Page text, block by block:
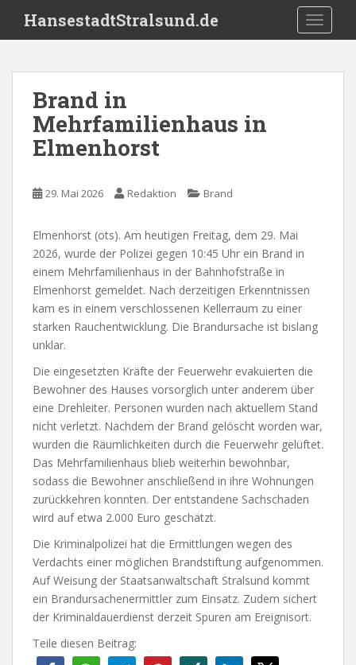
i
HansestadtStralsund.de
Brand in
Mehrfamilienhaus in
Elmenhorst
29. Mai 2026 Redaktion Brand
Elmenhorst (ots). Am heutigen Freitag, dem 29. Mai
2026, wurde der Polizei gegen 10:45 Uhr ein Brand in
einem Mehrfamilienhaus in der Bahnhofstraße in
Elmenhorst gemeldet. Nach derzeitigen Erkenntnissen
kam es in einem verschlossenen Kellerraum zu einer
starken Rauchentwicklung. Die Brandursache ist bislang
unklar.
Die eingesetzten Kräfte der Feuerwehr evakuierten die
Bewohner des Hauses vorsorglich unter anderem über
eine Drehleiter. Personen wurden nach aktuellem Stand
nicht verletzt. Nachdem der Brand gelöscht worden war,
wurden die Räumlichkeiten durch die Feuerwehr gelüftet.
Das Mehrfamilienhaus blieb weiterhin bewohnbar,
sodass die Bewohner anschließend in ihre Wohnungen
zurückkehren konnten. Der entstandene Sachschaden
wird auf etwa 2.000 Euro geschätzt.
Die Kriminalpolizei hat die Ermittlungen wegen des
Verdachts einer möglichen Brandstiftung aufgenommen.
Auf Weisung der Staatsanwaltschaft Stralsund kommt
ein Brandursachenermittler zum Einsatz. Zudem sichert
der Kriminaldauerdienst derzeit Spuren am Ereignisort.
Teile diesen Beitrag: